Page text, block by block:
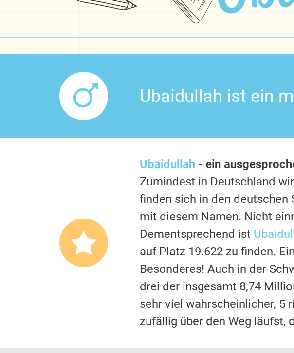
Ubaidullah ist ein
Ubaidullah - ein
Zumindest in Deutschland
finden sich in den deutschen
mit diesem Namen. Nicht
Dementsprechend ist
auf Platz 19.622 zu finden.
Besonderes! Auch in der
drei der insgesamt 8,74
sehr viel wahrscheinlicher, 5
zufällig über den Weg läufst,